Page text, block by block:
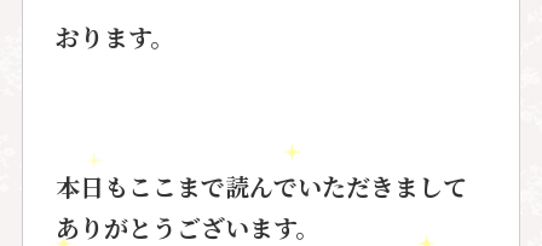
おります。
本日もここまで読んでいただきまして
ありがとうございます。